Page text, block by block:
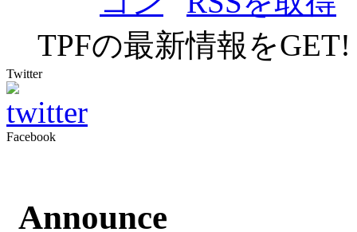
TPFの最新情報をGET!
Twitter
Facebook
Announce